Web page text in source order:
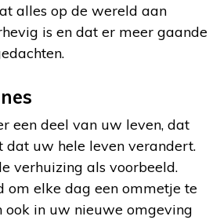
alles op de wereld aan
is en dat er meer gaande
een deel van uw leven, dat
dat uw hele leven verandert.
verhuizing als voorbeeld.
om elke dag een ommetje te
ook in uw nieuwe omgeving